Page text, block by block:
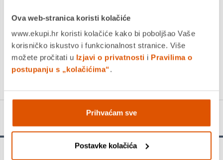
Ova web-stranica koristi kolačiće
www.ekupi.hr koristi kolačiće kako bi poboljšao Vaše
korisničko iskustvo i funkcionalnost stranice. Više
možete pročitati u Izjavi o privatnosti i Pravilima o
postupanju s „kolačićima“.
Prihvaćam sve
Postavke kolačića
145,86 €
+